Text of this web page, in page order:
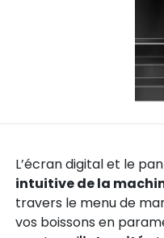
L’écran digital et le
intuitive de la
travers le menu de
vos boissons en